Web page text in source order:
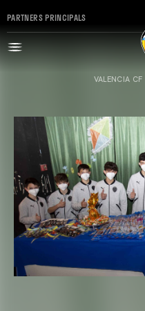
PARTNERS PRINCIPALS
VALENCIA CF